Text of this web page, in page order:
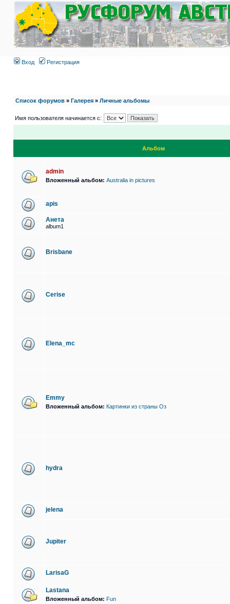
Вход Регистрация
Список форумов » Галерея » Личные альбомы
Имя пользователя начинается с:
Альбом
admin
Вложенный альбом: Australia in pictures
apis
Анета
album1
Brisbane
Cerise
Elena_mc
Emmy
Вложенный альбом: Картинки из страны Оз
hydra
jelena
Jupiter
LarisaG
Lastana
Вложенный альбом: Fun